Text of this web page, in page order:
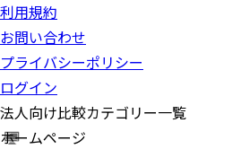
利用規約
お問い合わせ
プライバシーポリシー
ログイン
法人向け比較カテゴリー一覧
ホームページ